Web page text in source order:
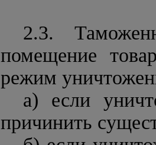
2.3.
помещение
режим
а) если
причинить